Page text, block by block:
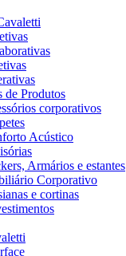
de Produtos
corporativos
Acústico
Armários e estantes
Corporativo
e cortinas